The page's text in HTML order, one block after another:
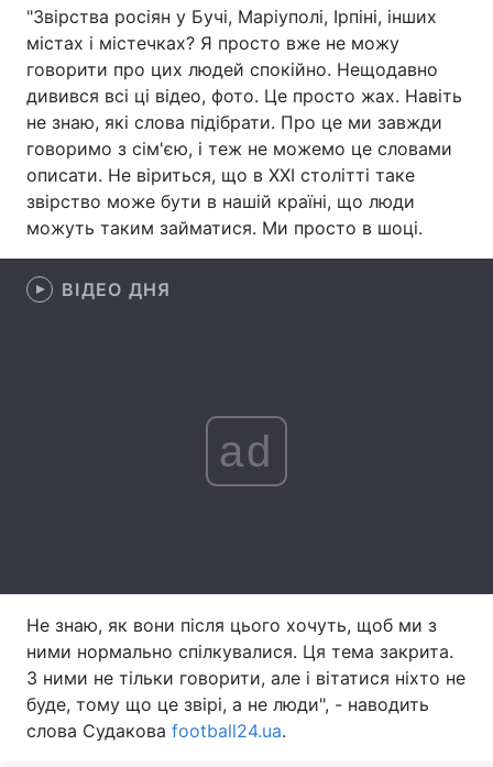
Техно і зв'язок Лайт
Зброя Інциденти
Туризм
Цікавинки Погода
Екологія Регіони
Лонгріди
Вакансії
"Звірства росіян у Бучі, Маріуполі, Ірпіні, інших
містах і містечках? Я просто вже не можу
говорити про цих людей спокійно. Нещодавно
дивився всі ці відео, фото. Це просто жах. Навіть
не знаю, які слова підібрати. Про це ми завжди
говоримо з сім'єю, і теж не можемо це словами
описати. Не віриться, що в XXI столітті таке
звірство може бути в нашій країні, що люди
можуть таким займатися. Ми просто в шоці.
ВІДЕО ДНЯ
ad
Не знаю, як вони після цього хочуть, щоб ми з
ними нормально спілкувалися. Ця тема закрита.
З ними не тільки говорити, але і вітатися ніхто не
буде, тому що це звірі, а не люди", - наводить
слова Судакова football24.ua.